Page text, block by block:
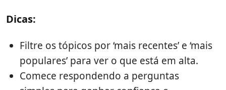
Dicas:
Filtre os tópicos por ‘mais recentes’ e ‘mais
populares’ para ver o que está em alta.
Comece respondendo a perguntas